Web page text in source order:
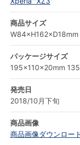
商品サイズ
パッケージサイズ
195×110×20mm
発売日
2018/10月下旬
商品画像
商品画像ダウンロー